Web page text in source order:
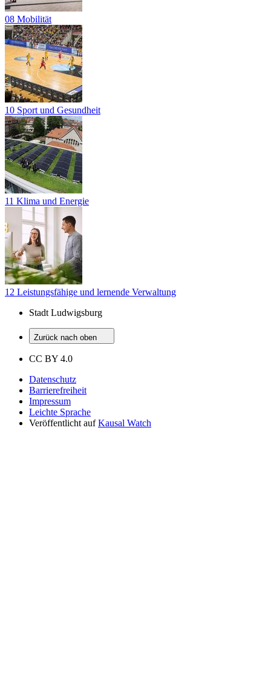
08 Mobilität
10 Sport und Gesundheit
11 Klima und Energie
12 Leistungsfähige und lernende Verwaltung
Stadt Ludwigsburg
Zurück nach oben
CC BY 4.0
Datenschutz
Barrierefreiheit
Impressum
Leichte Sprache
Veröffentlicht auf Kausal Watch